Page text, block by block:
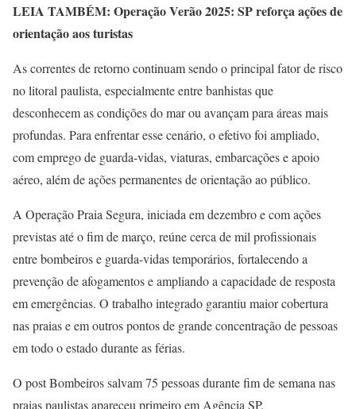
LEIA TAMBÉM: Operação Verão 2025: SP reforça ações de
orientação aos turistas
As correntes de retorno continuam sendo o principal fator de risco
no litoral paulista, especialmente entre banhistas que
desconhecem as condições do mar ou avançam para áreas mais
profundas. Para enfrentar esse cenário, o efetivo foi ampliado,
com emprego de guarda-vidas, viaturas, embarcações e apoio
aéreo, além de ações permanentes de orientação ao público.
A Operação Praia Segura, iniciada em dezembro e com ações
previstas até o fim de março, reúne cerca de mil profissionais
entre bombeiros e guarda-vidas temporários, fortalecendo a
prevenção de afogamentos e ampliando a capacidade de resposta
em emergências. O trabalho integrado garantiu maior cobertura
nas praias e em outros pontos de grande concentração de pessoas
em todo o estado durante as férias.
O post Bombeiros salvam 75 pessoas durante fim de semana nas
praias paulistas apareceu primeiro em Agência SP.